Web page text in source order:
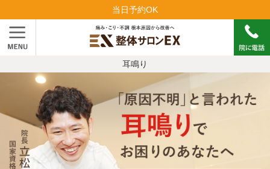
当日予約OK
耳鳴り